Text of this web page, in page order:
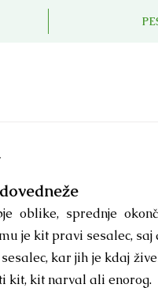
oblike, sprednje
je kit pravi sesalec,
kar jih je kdaj
kit, kit narval ali enorog.